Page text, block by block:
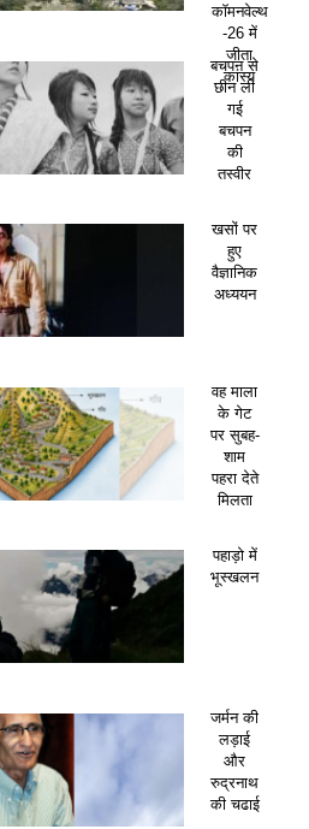
कॉमनवेल्थ
-26 में
जीता
कांस्य
बचपन से
छीन ली
गई
बचपन
की
तस्वीर
खसों पर
हुए
वैज्ञानिक
अध्ययन
वह माला
के गेट
पर सुबह-
शाम
पहरा देते
मिलता
पहाड़ो में
भूस्खलन
जर्मन की
लड़ाई
और
रुद्रनाथ
की चढाई